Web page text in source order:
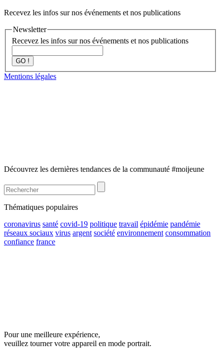
Recevez les infos sur nos événements et nos publications
Newsletter
Recevez les infos sur nos événements et nos publications
GO !
Mentions légales
Découvrez les dernières tendances de la communauté #moijeune
Thématiques populaires
coronavirus santé covid-19 politique travail épidémie pandémie
réseaux sociaux virus argent société environnement consommation
confiance france
Pour une meilleure expérience,
veuillez tourner votre appareil en mode portrait.